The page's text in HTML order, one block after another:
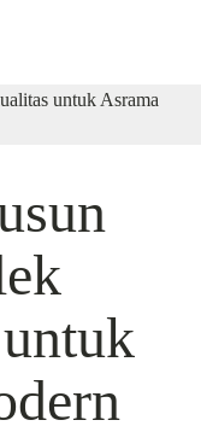
untuk Asrama